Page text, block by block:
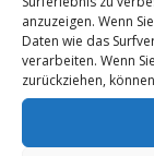
anzuzeigen. Wenn
Daten wie das
verarbeiten. Wenn
zurückziehen,
Doping
kein